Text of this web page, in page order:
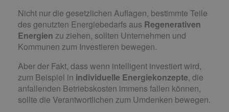
Nicht nur die gesetzlichen Auflagen, bestimmte Teile
des genutzten Energiebedarfs aus Regenerativen
Energien zu ziehen, sollten Unternehmen und
Kommunen zum Investieren bewegen.
Aber der Fakt, dass wenn intelligent investiert wird,
zum Beispiel in individuelle Energiekonzepte, die
anfallenden Betriebskosten immens fallen können,
sollte die Verantwortlichen zum Umdenken bewegen.